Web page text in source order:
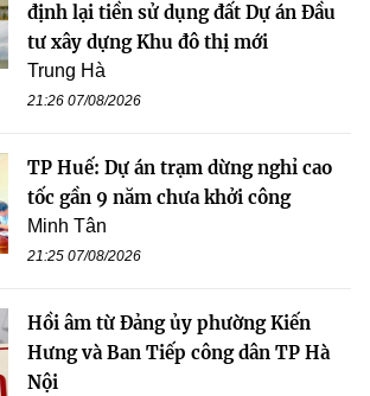
định lại tiền sử dụng đất Dự án Đầu
tư xây dựng Khu đô thị mới
Trung Hà
21:26 07/08/2026
TP Huế: Dự án trạm dừng nghỉ cao
tốc gần 9 năm chưa khởi công
Minh Tân
21:25 07/08/2026
Hồi âm từ Đảng ủy phường Kiến
Hưng và Ban Tiếp công dân TP Hà
Nội